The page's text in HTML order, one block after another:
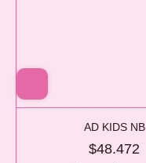
AD KIDS NB
$48.472